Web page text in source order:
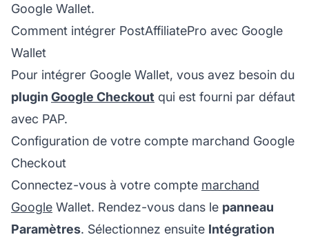
Google Wallet.
Comment intégrer PostAffiliatePro avec Google
Wallet
Pour intégrer Google Wallet, vous avez besoin du
plugin Google Checkout qui est fourni par défaut
avec PAP.
Configuration de votre compte marchand Google
Checkout
Connectez-vous à votre compte marchand
Google Wallet. Rendez-vous dans le panneau
Paramètres. Sélectionnez ensuite Intégration